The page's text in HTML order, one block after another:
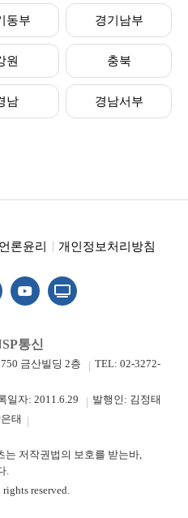
동부 경기남부
원 충북
남 경남서부
언론윤리 개인정보처리방침
통신
금산빌딩 2층
TEL: 02-3272-
일자: 2011.6.29
발행인: 김정태
태
는 저작권법의 보호를 받는바,
.
reserved.